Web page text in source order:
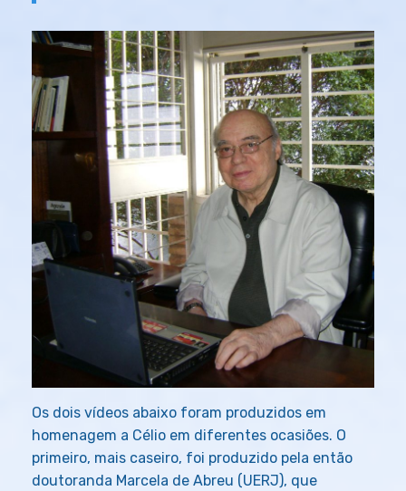
Os dois vídeos abaixo foram produzidos em
homenagem a Célio em diferentes ocasiões. O
primeiro, mais caseiro, foi produzido pela então
doutoranda Marcela de Abreu (UERJ), que